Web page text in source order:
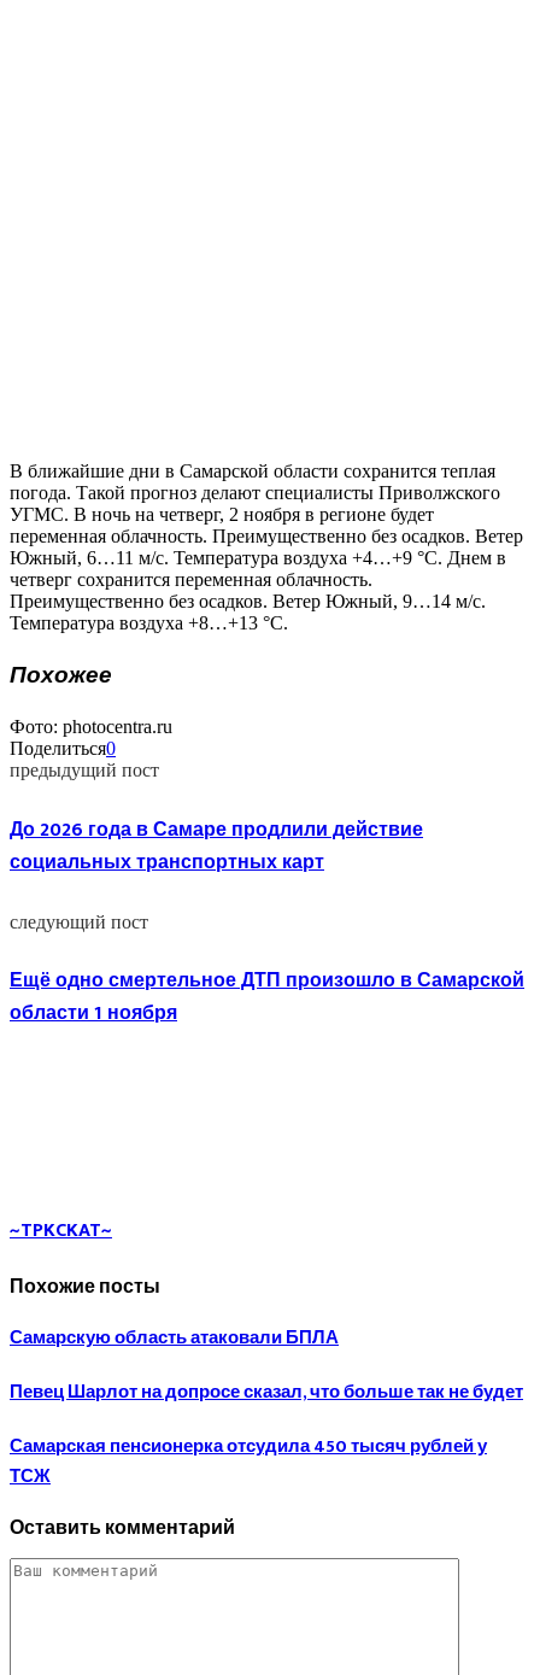
В ближайшие дни в Самарской области сохранится теплая
погода. Такой прогноз делают специалисты Приволжского
УГМС. В ночь на четверг, 2 ноября в регионе будет
переменная облачность. Преимущественно без осадков. Ветер
Южный, 6…11 м/с. Температура воздуха +4…+9 °C. Днем в
четверг сохранится переменная облачность.
Преимущественно без осадков. Ветер Южный, 9…14 м/с.
Температура воздуха +8…+13 °C.
Похожее
Фото: photocentra.ru
Поделиться0
предыдущий пост
До 2026 года в Самаре продлили действие
социальных транспортных карт
следующий пост
Ещё одно смертельное ДТП произошло в Самарской
области 1 ноября
~TPKCKAT~
Похожие посты
Самарскую область атаковали БПЛА
Певец Шарлот на допросе сказал, что больше так не будет
Самарская пенсионерка отсудила 450 тысяч рублей у
ТСЖ
Оставить комментарий